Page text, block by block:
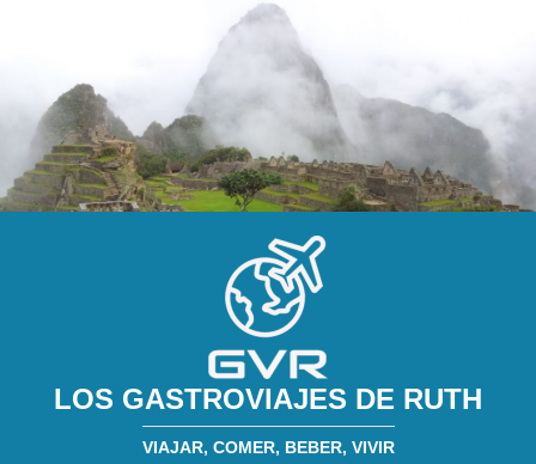
LOS GASTROVIAJES DE RUTH
VIAJAR, COMER, BEBER, VIVIR